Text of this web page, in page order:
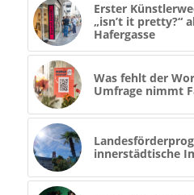
Erster
„isn’t it pretty?“
Hafergasse
Was fehlt der
Umfrage nimmt
innerstädtische